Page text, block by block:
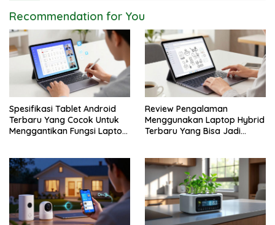
Recommendation for You
Spesifikasi Tablet Android
Terbaru Yang Cocok Untuk
Menggantikan Fungsi Laptop
Review Pengalaman
Menggunakan Laptop Hybrid
Terbaru Yang Bisa Jadi